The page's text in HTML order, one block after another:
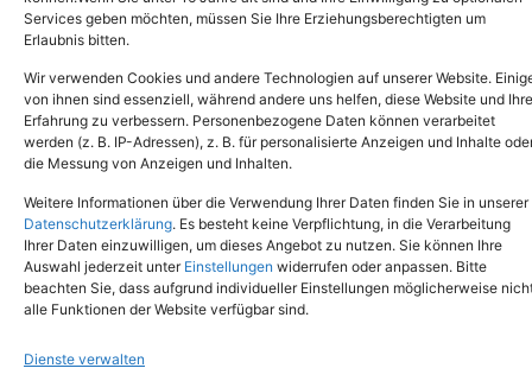
Services geben möchten, müssen Sie Ihre Erziehungsberechtigten um
Erlaubnis bitten.
Wir verwenden Cookies und andere Technologien auf unserer Website.
von ihnen sind essenziell, während andere uns helfen, diese Website und Ihre
Erfahrung zu verbessern. Personenbezogene Daten können verarbeitet
werden (z. B. IP-Adressen), z. B. für personalisierte Anzeigen und Inhalte
die Messung von Anzeigen und Inhalten.
Weitere Informationen über die Verwendung Ihrer Daten finden Sie in unserer
Datenschutzerklärung. Es besteht keine Verpflichtung, in die Verarbeitung
Ihrer Daten einzuwilligen, um dieses Angebot zu nutzen. Sie können Ihre
Auswahl jederzeit unter Einstellungen widerrufen oder anpassen. Bitte
beachten Sie, dass aufgrund individueller Einstellungen möglicherweise
alle Funktionen der Website verfügbar sind.
Dienste verwalten
Copyright © 2024. Alle Rechte vorbehalten.
Tel.: (02651) - 77438info@tierheim-mayen.de
In der Pluns 1, 56727 Mayen